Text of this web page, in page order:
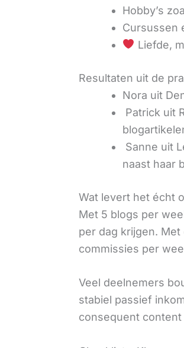
Hobby’s
Cursussen
Liefde,
Resultaten uit de
Nora uit
Patrick uit
Sanne uit
naast haar
Wat levert het écht
Met 5 blogs per
per dag krijgen. Met
commissies per
Veel deelnemers
stabiel passief
consequent